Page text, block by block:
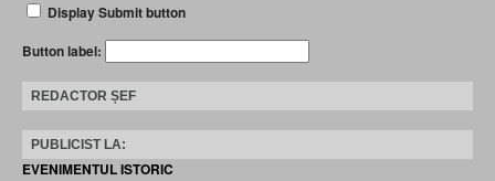
Display Submit button
Button label:
REDACTOR ȘEF
PUBLICIST LA:
EVENIMENTUL ISTORIC